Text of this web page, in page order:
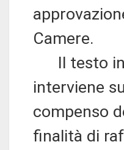
Camere.
Il testo in
interviene
compenso
finalità di